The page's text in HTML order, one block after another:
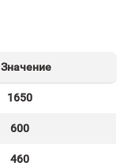
Значение
1650
600
460